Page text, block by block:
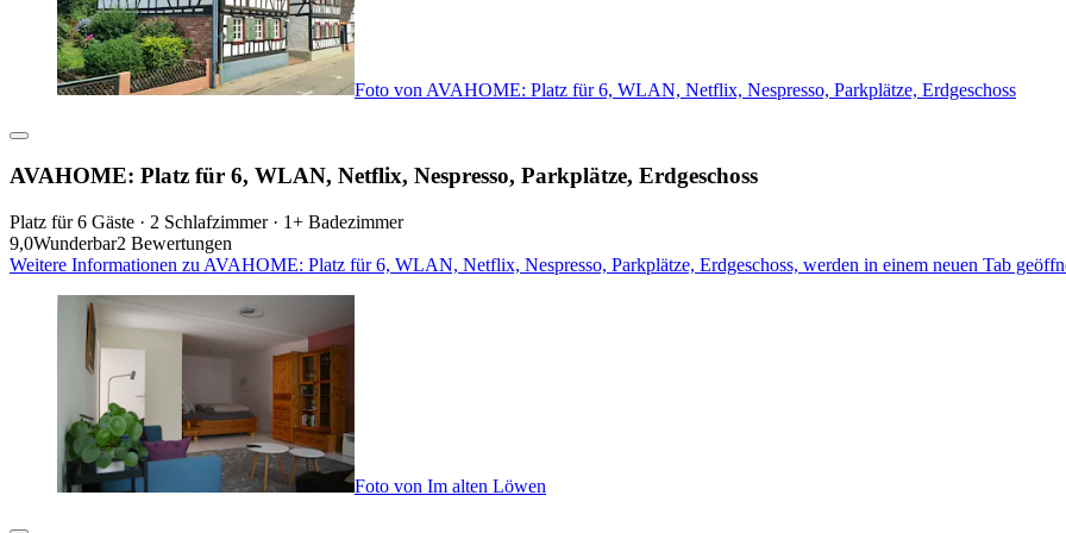
Foto von AVAHOME: Platz für 6, WLAN, Netflix, Nespresso, Parkplätze, Erdgeschoss
AVAHOME: Platz für 6, WLAN, Netflix, Nespresso, Parkplätze, Erdgeschoss
Platz für 6 Gäste · 2 Schlafzimmer · 1+ Badezimmer
9,0Wunderbar2 Bewertungen
Weitere Informationen zu AVAHOME: Platz für 6, WLAN, Netflix, Nespresso, Parkplätze, Erdgeschoss, werden in einem neuen Tab
Foto von Im alten Löwen